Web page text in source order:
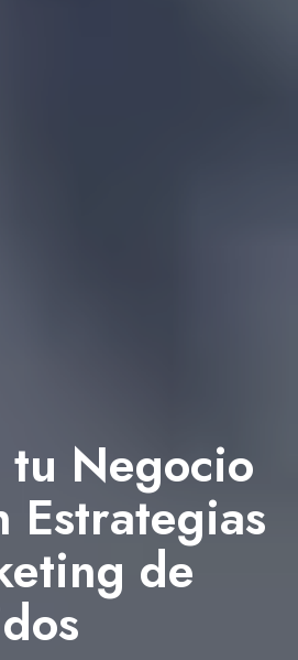
tu Negocio
Estrategias
de